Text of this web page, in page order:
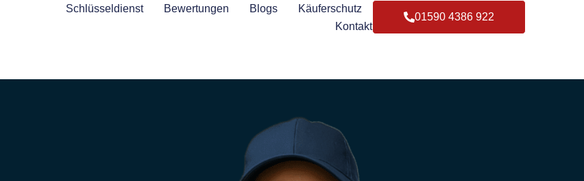
Schlüsseldienst Bewertungen Blogs
Käuferschutz
Kontakt
01590 4386 922